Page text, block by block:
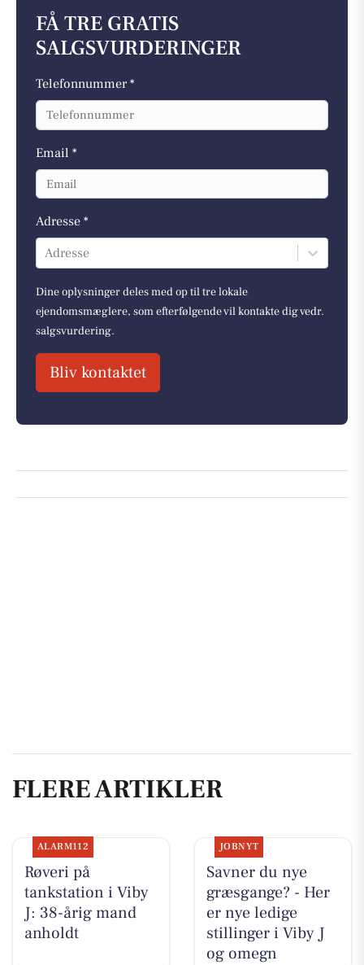
FÅ TRE GRATIS
SALGSVURDERINGER
Telefonnummer *
Email *
Adresse *
Adresse
Dine oplysninger deles med op til tre lokale
ejendomsmæglere, som efterfølgende vil kontakte dig vedr.
salgsvurdering.
Bliv kontaktet
FLERE ARTIKLER
ALARM112
Røveri på
tankstation i Viby
J: 38-årig mand
anholdt
JOBNYT
Savner du nye
græsgange? - Her
er nye ledige
stillinger i Viby J
og omegn